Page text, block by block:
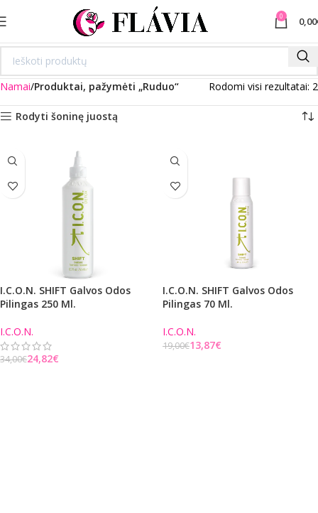
0 0,00
Namai Produktai, pažymėti „Ruduo“ Rodomi visi rezultatai: 2
Rodyti šoninę juostą
I.C.O.N. SHIFT Galvos Odos
Pilingas 250 Ml.
I.C.O.N.
34,00€24,82€
I.C.O.N. SHIFT Galvos Odos
Pilingas 70 Ml.
I.C.O.N.
19,00€13,87€